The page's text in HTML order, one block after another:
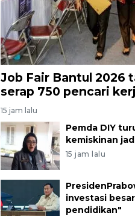
Job Fair Bantul 2026
serap 750 pencari
15 jam lalu
Pemda DIY
kemiskinan
15 jam lalu
investasi
pendidikan"